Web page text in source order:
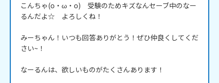
こんちゃ(o・ω・o)　受験のためキズなんセーブ中のなー
るんだよ☆　よろしくね！
みーちゃん！いつも回答ありがとう！ぜひ仲良くしてくだ
さい~！
なーるんは、欲しいものがたくさんあります！